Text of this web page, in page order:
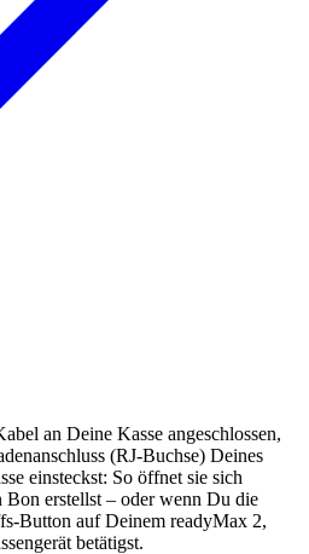
an Deine Kasse angeschlossen,
(RJ-Buchse) Deines
einsteckst: So öffnet sie sich
Bon erstellst – oder wenn Du die
Button auf Deinem readyMax 2,
betätigst.